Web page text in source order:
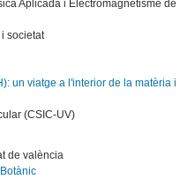
Aplicada i Electromagnetisme de
societat
un viatge a l'interior de la matèria i
(CSIC-UV)
de valència